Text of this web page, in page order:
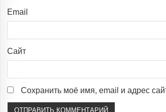
Email
Сайт
Сохранить моё имя, email и адрес